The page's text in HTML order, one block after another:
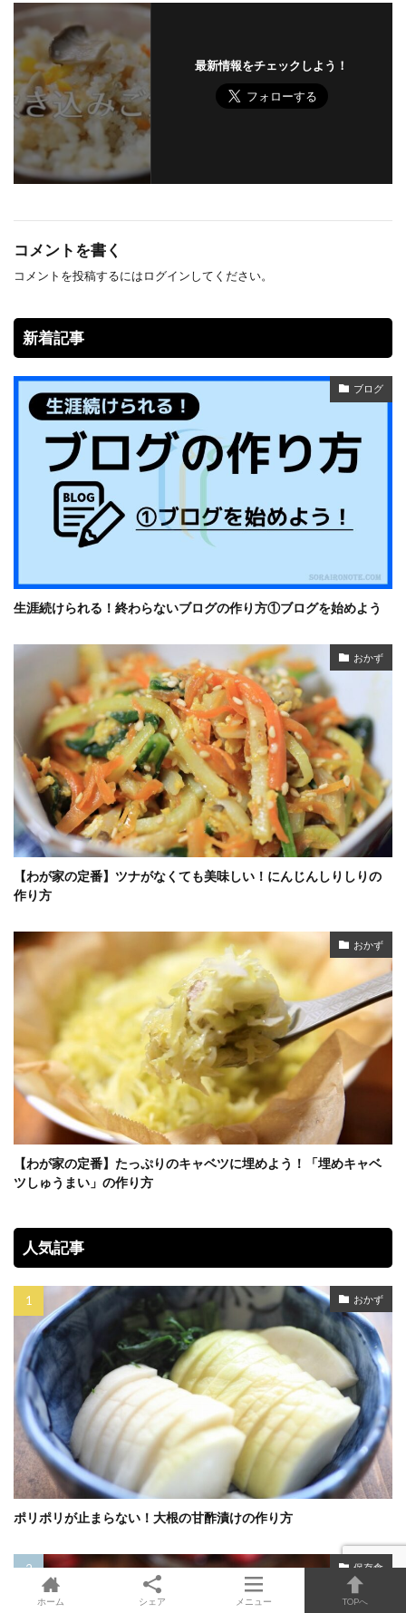
最新情報をチェックしよう！
コメントを書く
コメントを投稿するにはログインしてください。
新着記事
ブログ
生涯続けられる！終わらないブログの作り方①ブログを始めよう
おかず
【わが家の定番】ツナがなくても美味しい！にんじんしりしりの
作り方
おかず
【わが家の定番】たっぷりのキャベツに埋めよう！「埋めキャベ
ツしゅうまい」の作り方
人気記事
おかず
ポリポリが止まらない！大根の甘酢漬けの作り方
保存食
ホーム シェア メニュー TOPへ